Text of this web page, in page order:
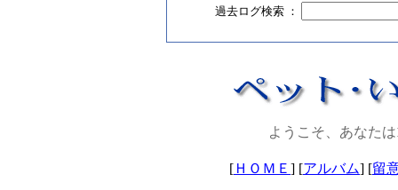
過去ログ検索 ：
ようこそ、あなたは
[ ＨＯＭＥ ] [アルバム] [留